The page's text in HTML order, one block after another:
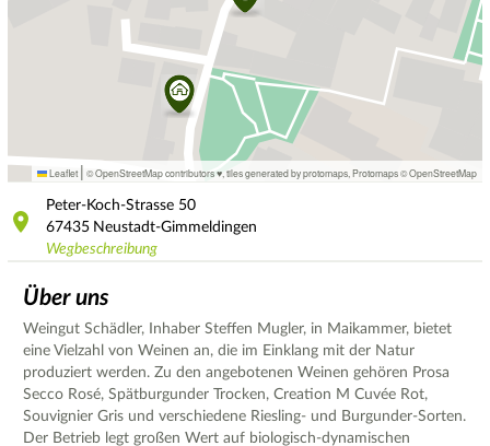
Leaflet | © OpenStreetMap contributors ♥, tiles generated by protomaps Protomaps©OpenStreetMap
Peter-Koch-Strasse 50
67435 Neustadt-Gimmeldingen
Wegbeschreibung
Über uns
Weingut Schädler, Inhaber Steffen Mugler, in Maikammer, bietet
eine Vielzahl von Weinen an, die im Einklang mit der Natur
produziert werden. Zu den angebotenen Weinen gehören Prosa
Secco Rosé, Spätburgunder Trocken, Creation M Cuvée Rot,
Souvignier Gris und verschiedene Riesling- und Burgunder-Sorten.
Der Betrieb legt großen Wert auf biologisch-dynamischen